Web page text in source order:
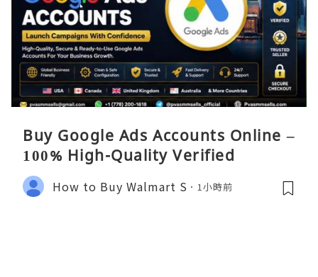
Buy Google Ads Accounts Online –
100% High-Quality Verified
How to Buy Walmart S 1小時前